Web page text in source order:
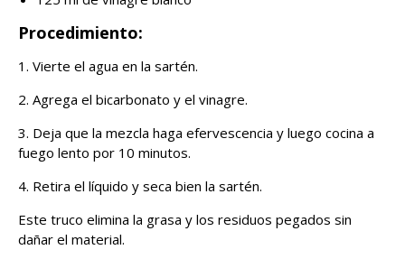
Procedimiento:
1. Vierte el agua en la sartén.
2. Agrega el bicarbonato y el vinagre.
3. Deja que la mezcla haga efervescencia y luego cocina a
fuego lento por 10 minutos.
4. Retira el líquido y seca bien la sartén.
Este truco elimina la grasa y los residuos pegados sin
dañar el material.